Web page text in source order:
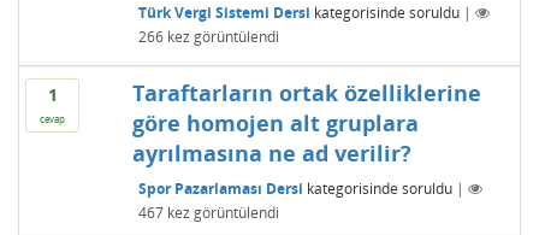
Türk Vergi Sistemi Dersi kategorisinde soruldu |
266kez görüntülendi
1
cevap
Taraftarların ortak özelliklerine
göre homojen alt gruplara
ayrılmasına ne ad verilir?
Spor Pazarlaması Dersi kategorisinde soruldu |
467kez görüntülendi